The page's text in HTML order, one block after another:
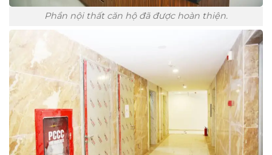
Phần nội thất căn hộ đã được hoàn thiện.